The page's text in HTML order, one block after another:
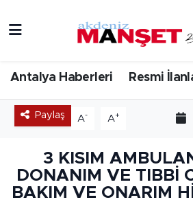
Antalya Haberleri Resmi
Paylaş A- A+
3 KISIM
DONANIM VE TIBBİ
BAKIM VE ONARIM
Bilim & Teknoloji
Eğitim
Ekonomi
Güncel
Antalya Hava Durumu
Antalya Namaz Vakitleri
Antalya Trafik Yoğunluk
Süper Lig Puan Durumu